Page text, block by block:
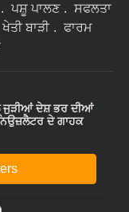
ਪਸ਼ੂ ਪਾਲਣ
ਸਫਲਤਾ
ਖੇਤੀ ਬਾੜੀ
ਫਾਰਮ
ਜੁੜੀਆਂ ਦੇਸ਼ ਭਰ ਦੀਆਂ
ਦੇ ਗਾਹਕ